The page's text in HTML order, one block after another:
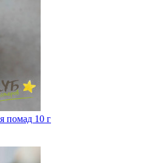
помад 10 г